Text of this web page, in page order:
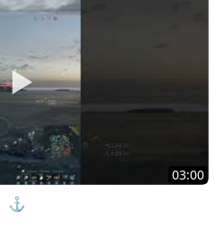
03:00